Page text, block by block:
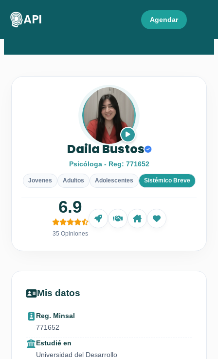
API Agendar
Daila Bustos
Psicóloga - Reg: 771652
Jovenes Adultos Adolescentes Sistémico Breve
6.9
35 Opiniones
Mis datos
Reg. Minsal
771652
Estudié en
Universidad del Desarrollo